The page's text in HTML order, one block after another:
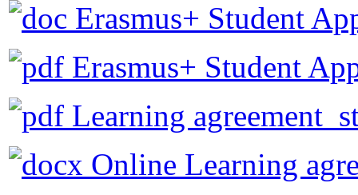
Erasmus+ Student
Erasmus+ Student
Learning
Online Learning